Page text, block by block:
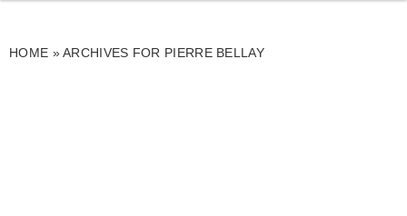
HOME »ARCHIVES FOR PIERRE BELLAY